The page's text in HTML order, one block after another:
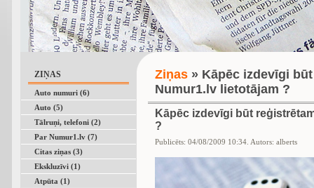
ZIŅAS
Auto numuri (6)
Auto (5)
Tālruņi, telefoni (2)
Par Numur1.lv (7)
Citas ziņas (3)
Ekskluzīvi (1)
Atpūta (1)
Ziņas » Kāpēc izdevīgi
Numur1.lv lietotājam ?
Kāpēc izdevīgi būt
?
Publicēts: 04/08/2009 10:34. Autors: alberts